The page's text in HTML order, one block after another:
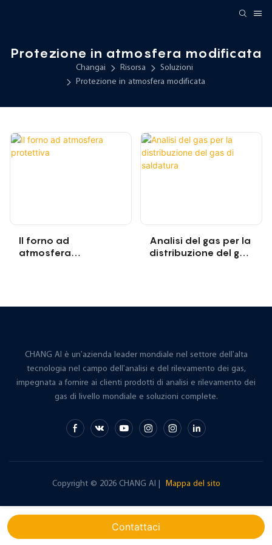
Protezione in atmosfera modificata
Changai Risorsa
Soluzioni
Protezione in atmosfera modificata
Il forno ad
atmosfera
Analisi del gas per la
distribuzione del gas
CHANG AI è un'azienda leader mondiale nel settore dell'alta
tecnologia nel campo dell'analisi e del rilevamento dei gas,
impegnata a fornire ai clienti prodotti di analisi e rilevamento dei
gas di livello mondiale e soluzioni complete.
Copyright © 2026 CHANG AI | Mappa del sito
Contattaci